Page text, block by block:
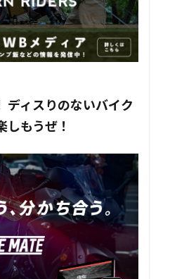
ディスりのないバイク
しもうぜ！